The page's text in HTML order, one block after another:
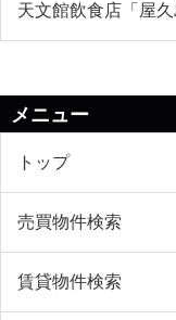
天文館飲食店「屋
メニュー
トップ
売買物件検索
賃貸物件検索